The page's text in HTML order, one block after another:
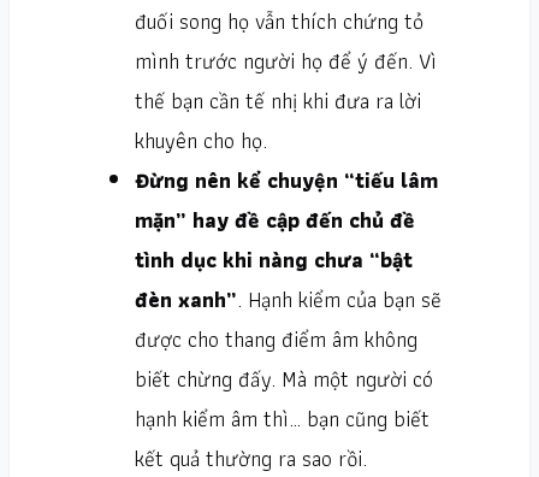
đuối song họ vẫn thích chứng tỏ
mình trước người họ để ý đến. Vì
thế bạn cần tế nhị khi đưa ra lời
khuyên cho họ.
Đừng nên kể chuyện “tiếu lâm
mặn” hay đề cập đến chủ đề
tình dục khi nàng chưa “bật
đèn xanh”. Hạnh kiểm của bạn sẽ
được cho thang điểm âm không
biết chừng đấy. Mà một người có
hạnh kiểm âm thì… bạn cũng biết
kết quả thường ra sao rồi.